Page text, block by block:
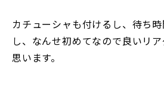
カチューシャも付けるし、待ち
し、なんせ初めてなので良いリ
思います。